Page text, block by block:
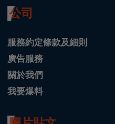
公司
服務約定條款及細則
廣告服務
關於我們
我要爆料